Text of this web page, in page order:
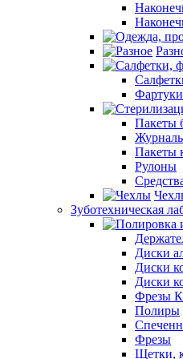
Пакеты
Пакеты
Рулоны
Зуботехническая
Диски
Диски
Диски
Фрезы
Полиры
Фрезы
Щетки,